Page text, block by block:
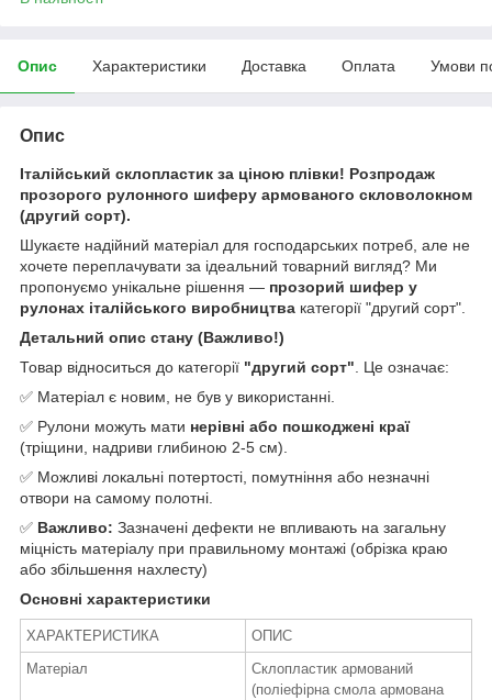
Опис Характеристики Доставка Оплата Умови
Опис
Італійський склопластик за ціною плівки! Розпродаж
прозорого рулонного шиферу армованого скловолокном
(другий сорт).
Шукаєте надійний матеріал для господарських потреб, але не
хочете переплачувати за ідеальний товарний вигляд? Ми
пропонуємо унікальне рішення — прозорий шифер у
рулонах італійського виробництва категорії "другий сорт".
Детальний опис стану (Важливо!)
Товар відноситься до категорії "другий сорт" . Це означає:
✅ Матеріал є новим, не був у використанні.
✅ Рулони можуть мати нерівні або пошкоджені краї
(тріщини, надриви глибиною 2-5 см).
✅ Можливі локальні потертості, помутніння або незначні
отвори на самому полотні.
✅ Важливо: Зазначені дефекти не впливають на загальну
міцність матеріалу при правильному монтажі (обрізка краю
або збільшення нахлесту)
Основні характеристики
ХАРАКТЕРИСТИКА
ОПИС
Матеріал
Склопластик армований
(поліефірна смола армована